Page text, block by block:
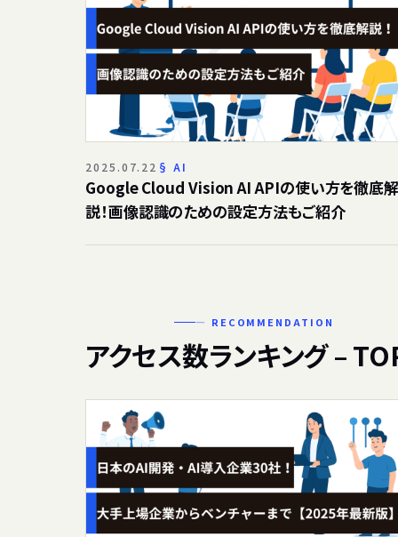
2025.07.22 AI
Google Cloud Vision AI APIの使い方を徹底
説！画像認識のための設定方法もご紹介
— RECOMMENDATION
アクセス数ランキング –